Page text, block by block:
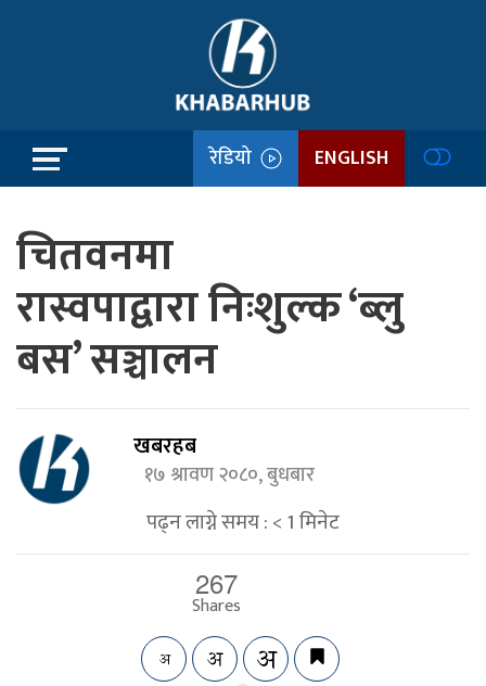
रेडियो ENGLISH
चितवनमा
रास्वपाद्वारा निःशुल्क ‘ब्लु
बस’ सञ्चालन
खबरहब
१७ श्रावण २०८०, बुधबार
पढ्न लाग्ने समय :< 1मिनेट
267
Shares